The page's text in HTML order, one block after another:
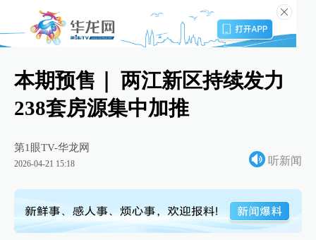
本期预售｜ 两江新区持续发力
238套房源集中加推
第1眼TV-华龙网
2026-04-21 15:18 听新闻